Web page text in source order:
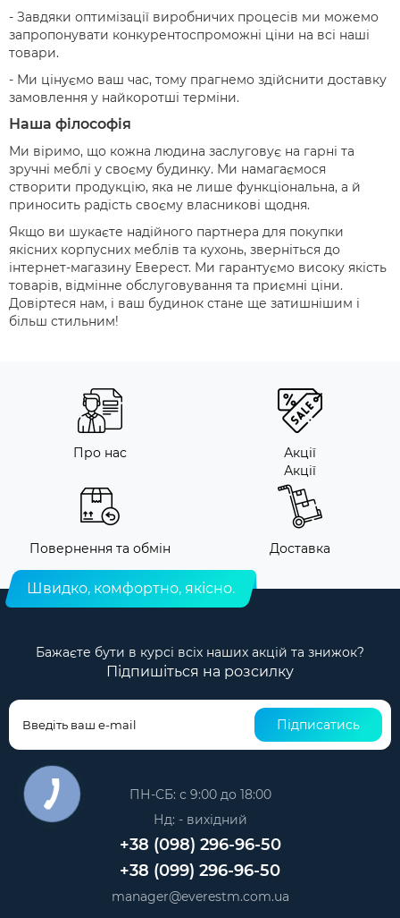
- Завдяки оптимізації виробничих процесів ми можемо
запропонувати конкурентоспроможні ціни на всі наші
товари.
- Ми цінуємо ваш час, тому прагнемо здійснити доставку
замовлення у найкоротші терміни.
Наша філософія
Ми віримо, що кожна людина заслуговує на гарні та
зручні меблі у своєму будинку. Ми намагаємося
створити продукцію, яка не лише функціональна, а й
приносить радість своєму власникові щодня.
Якщо ви шукаєте надійного партнера для покупки
якісних корпусних меблів та кухонь, зверніться до
інтернет-магазину Еверест. Ми гарантуємо високу якість
товарів, відмінне обслуговування та приємні ціни.
Довіртеся нам, і ваш будинок стане ще затишнішим і
більш стильним!
Про нас
Акції
Акції
Повернення та обмін Доставка
Швидко, комфортно, якісно.
Бажаєте бути в курсі всіх наших акцій та знижок?
Підпишіться на розсилку
Підписатись
ПН-СБ: с 9:00 до 18:00
Нд: - вихідний
+38 (098) 296-96-50
+38 (099) 296-96-50
manager@everestm.com.ua